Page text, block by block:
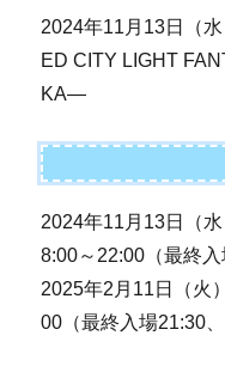
2024年11月13日（
ED CITY LIGHT
KA―
2024年11月13日（
8:00～22:00（最終入
2025年2月11日（火
00（最終入場21:30